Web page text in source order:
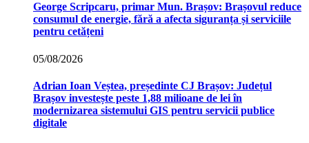
George Scripcaru, primar Mun. Brașov: Brașovul reduce
consumul de energie, fără a afecta siguranța și serviciile
pentru cetățeni
05/08/2026
Adrian Ioan Veștea, președinte CJ Brașov: Județul
Brașov investește peste 1,88 milioane de lei în
modernizarea sistemului GIS pentru servicii publice
digitale